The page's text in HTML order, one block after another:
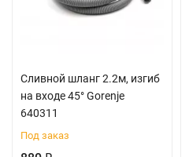
Сливной шланг 2.2м, изгиб
на входе 45° Gorenje
640311
Под заказ